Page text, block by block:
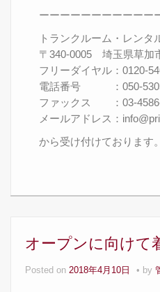
ーーーーーーーーーーー
トランクルーム・レン
〒340-0005 埼玉県草加
フリーダイヤル：0120-
電話番号 ：050-
ファックス ：03-4586-
メールアドレス：
から受け付けております。
オープンに向けて
Posted on2018年4月10日 by